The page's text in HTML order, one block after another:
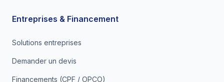
Entreprises & Financement
Solutions entreprises
Demander un devis
Financements (CPF / OPCO)